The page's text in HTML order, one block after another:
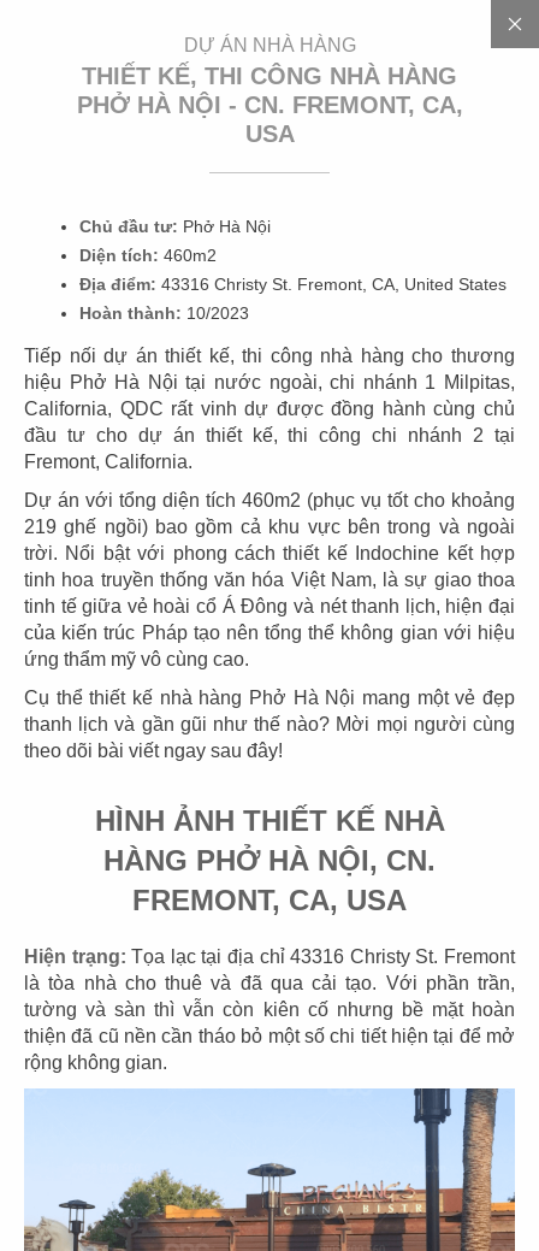
DỰ ÁN NHÀ HÀNG
THIẾT KẾ, THI CÔNG NHÀ HÀNG
PHỞ HÀ NỘI - CN. FREMONT, CA,
USA
Chủ đầu tư: Phở Hà Nội
Diện tích: 460m2
Địa điểm: 43316 Christy St. Fremont, CA, United States
Hoàn thành: 10/2023
Tiếp nối dự án thiết kế, thi công nhà hàng cho thương
hiệu Phở Hà Nội tại nước ngoài, chi nhánh 1 Milpitas,
California, QDC rất vinh dự được đồng hành cùng chủ
đầu tư cho dự án thiết kế, thi công chi nhánh 2 tại
Fremont, California.
Dự án với tổng diện tích 460m2 (phục vụ tốt cho khoảng
219 ghế ngồi) bao gồm cả khu vực bên trong và ngoài
trời. Nổi bật với phong cách thiết kế Indochine kết hợp
tinh hoa truyền thống văn hóa Việt Nam, là sự giao thoa
tinh tế giữa vẻ hoài cổ Á Đông và nét thanh lịch, hiện đại
của kiến trúc Pháp tạo nên tổng thể không gian với hiệu
ứng thẩm mỹ vô cùng cao.
Cụ thể thiết kế nhà hàng Phở Hà Nội mang một vẻ đẹp
thanh lịch và gần gũi như thế nào? Mời mọi người cùng
theo dõi bài viết ngay sau đây!
HÌNH ẢNH THIẾT KẾ NHÀ
HÀNG PHỞ HÀ NỘI, CN.
FREMONT, CA, USA
Hiện trạng: Tọa lạc tại địa chỉ 43316 Christy St. Fremont
là tòa nhà cho thuê và đã qua cải tạo. Với phần trần,
tường và sàn thì vẫn còn kiên cố nhưng bề mặt hoàn
thiện đã cũ nền cần tháo bỏ một số chi tiết hiện tại để mở
rộng không gian.
00+ DỰ Á
01
HIGHLANDS
Coffee
02
Coffee
03
KOI THÉ
Trà sữa
KOI CAFÉ
Coffee
Coffee
06
Coffee
Gym & Yoga
GETFIT
Spa